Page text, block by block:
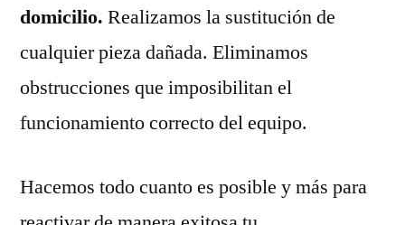
domicilio. Realizamos la sustitución de
cualquier pieza dañada. Eliminamos
obstrucciones que imposibilitan el
funcionamiento correcto del equipo.
Hacemos todo cuanto es posible y más para